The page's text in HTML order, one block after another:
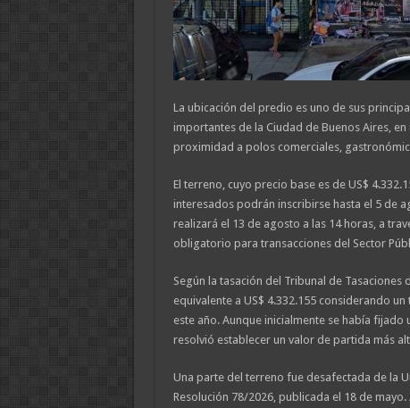
La ubicación del predio es uno de sus
importantes de la Ciudad de Buenos Aires,
proximidad a polos comerciales,
El terreno, cuyo precio base es de US$
interesados podrán inscribirse hasta el 5 de
realizará el 13 de agosto a las 14 horas, a
obligatorio para transacciones del Sector
Según la tasación del Tribunal de Tasaciones
equivalente a US$ 4.332.155 considerando
este año. Aunque inicialmente se había fijado
resolvió establecer un valor de partida más
Una parte del terreno fue desafectada de la
Resolución 78/2026, publicada el 18 de